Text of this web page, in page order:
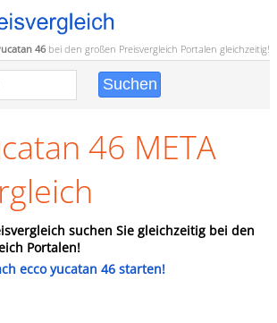
46 bei den großen Preisvergleich Portalen gleichzeitig!
46 META
suchen Sie gleichzeitig bei den
Portalen!
ecco yucatan 46 starten!